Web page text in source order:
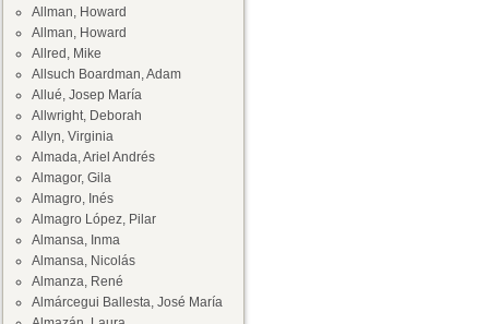
Allman, Howard
Allman, Howard
Allred, Mike
Allsuch Boardman, Adam
Allué, Josep María
Allwright, Deborah
Allyn, Virginia
Almada, Ariel Andrés
Almagor, Gila
Almagro, Inés
Almagro López, Pilar
Almansa, Inma
Almansa, Nicolás
Almanza, René
Almárcegui Ballesta, José María